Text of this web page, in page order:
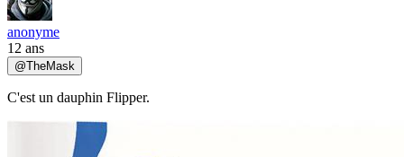
anonyme
12 ans
@TheMask
C'est un dauphin Flipper.